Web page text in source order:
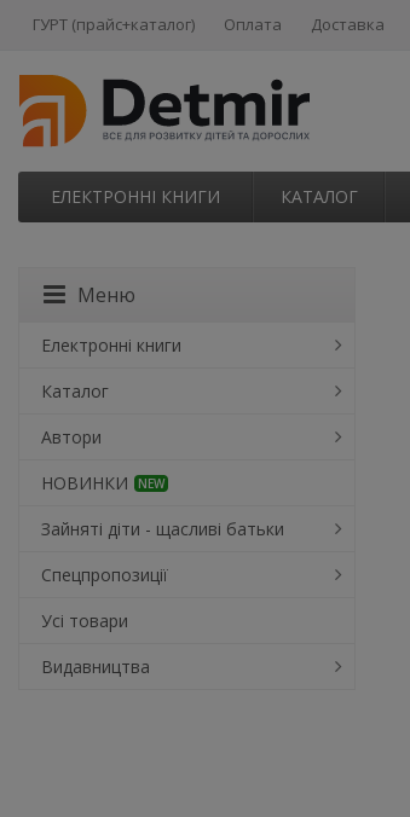
ГУРТ (прайс+каталог) Оплата Доставка
ЕЛЕКТРОННІ КНИГИ КАТАЛОГ
Меню
Електронні книги
Каталог
Автори
НОВИНКИ
NEW
Зайняті діти - щасливі батьки
Спецпропозиції
Усі товари
Видавництва